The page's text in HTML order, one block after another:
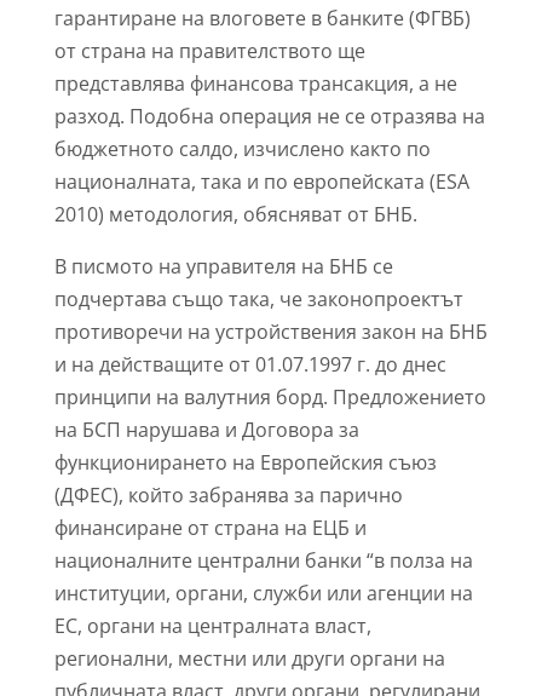
гарантиране на влоговете в банките (ФГВБ)
от страна на правителството ще
представлява финансова трансакция, а не
разход. Подобна операция не се отразява на
бюджетното салдо, изчислено както по
националната, така и по европейската (ESA
2010) методология, обясняват от БНБ.
В писмото на управителя на БНБ се
подчертава също така, че законопроектът
противоречи на устройствения закон на БНБ
и на действащите от 01.07.1997 г. до днес
принципи на валутния борд. Предложението
на БСП нарушава и Договора за
функционирането на Европейския съюз
(ДФЕС), който забранява за парично
финансиране от страна на ЕЦБ и
националните централни банки “в полза на
институции, органи, служби или агенции на
ЕС, органи на централната власт,
регионални, местни или други органи на